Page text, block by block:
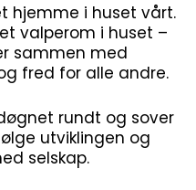
hjemme i huset vårt.
valperom i huset –
sammen med
fred for alle andre.
rundt og sover
utviklingen og
selskap.